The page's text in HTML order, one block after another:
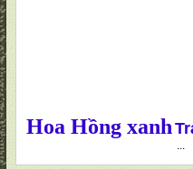
Hoa Hồng xanh
...